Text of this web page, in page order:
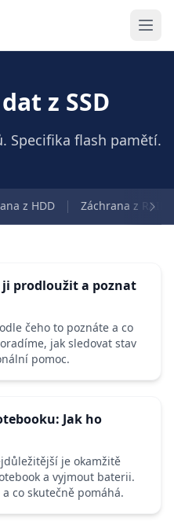
z SSD
Specifika flash pamětí.
z HDD Záchrana z RAID
ji prodloužit a poznat
čeho to poznáte a co
jak sledovat stav
pomoc.
Jak ho
je okamžitě
a vyjmout baterii.
co skutečně pomáhá.